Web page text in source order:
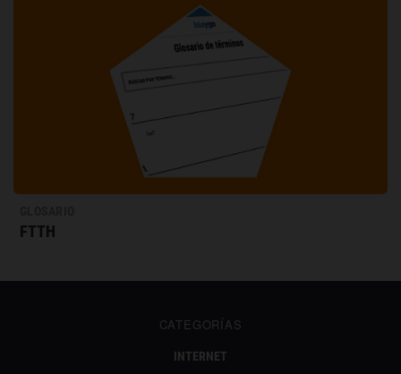
FTTH
CATEGORÍAS
INTERNET